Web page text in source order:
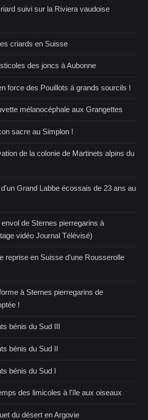
suivi sur la Riviera vaudoise
criards en Suisse
des joncs à Aubonne
force des Pouillots à grands sourcils !
mélanocéphale aux Grangettes
sacre au Simplon !
de la colonie de Martinets alpins du
Grand Labbe écossais de 23 ans au
envol de Sternes pierregarins à
vidéo Journal Télévisé)
reprise en Suisse d'une Rousserolle
à Sternes pierregarins de
!
bénis du Sud III
bénis du Sud II
bénis du Sud I
des limicoles à l'île aux oiseaux
du désert en Argovie